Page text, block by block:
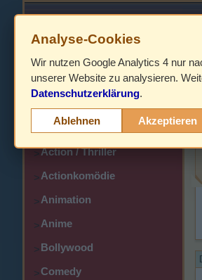
HOME
>
> Action
>Action / Thriller
>Actionkomödie
>Animation
>Anime
>Bollywood
>Comedy
Analyse-Cookies
Wir nutzen Google Analytics 4 nur
unserer Website zu analysieren.
Datenschutzerklärung.
Ablehnen Akzeptieren